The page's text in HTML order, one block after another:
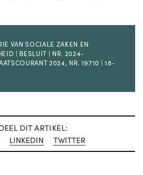
VAN SOCIALE ZAKEN EN
| BESLUIT | NR. 2024-
2024, NR. 19710 | 18-
DIT ARTIKEL:
LINKEDIN TWITTER